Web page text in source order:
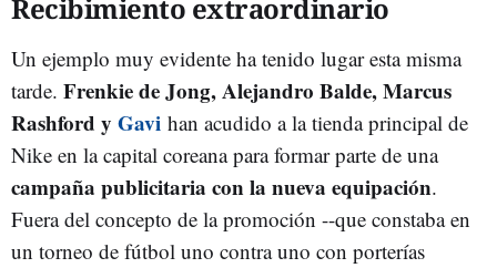
Recibimiento extraordinario
Un ejemplo muy evidente ha tenido lugar esta misma
tarde. Frenkie de Jong, Alejandro Balde, Marcus
Rashford y Gavi han acudido a la tienda principal de
Nike en la capital coreana para formar parte de una
campaña publicitaria con la nueva equipación.
Fuera del concepto de la promoción --que constaba en
un torneo de fútbol uno contra uno con porterías